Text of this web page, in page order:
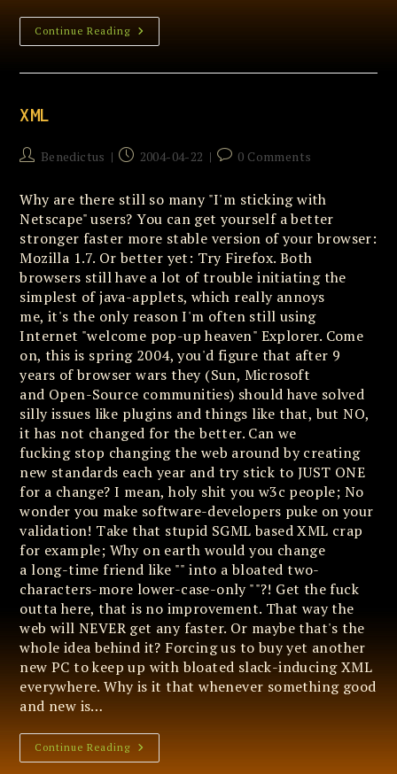
Continue ReadingDe
Woonmaatschappij
XML
PostBenedictus
Post2004-04-22
Post0 Comments
Why are there still so many "I'm sticking with
Netscape" users? You can get yourself a better
stronger faster more stable version of your browser:
Mozilla 1.7. Or better yet: Try Firefox. Both
browsers still have a lot of trouble initiating the
simplest of java-applets, which really annoys
me, it's the only reason I'm often still using
Internet "welcome pop-up heaven" Explorer. Come
on, this is spring 2004, you'd figure that after 9
years of browser wars they (Sun, Microsoft
and Open-Source communities) should have solved
silly issues like plugins and things like that, but NO,
it has not changed for the better. Can we
fucking stop changing the web around by creating
new standards each year and try stick to JUST ONE
for a change? I mean, holy shit you w3c people; No
wonder you make software-developers puke on your
validation! Take that stupid SGML based XML crap
for example; Why on earth would you change
a long-time friend like "" into a bloated two-
characters-more lower-case-only ""?! Get the fuck
outta here, that is no improvement. That way the
web will NEVER get any faster. Or maybe that's the
whole idea behind it? Forcing us to buy yet another
new PC to keep up with bloated slack-inducing XML
everywhere. Why is it that whenever something good
and new is…
Continue ReadingXML